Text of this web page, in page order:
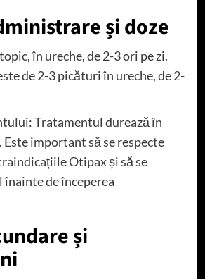
și doze
în ureche, de 2-3 ori pe zi.
de 2-3 picături în ureche, de 2-
Tratamentul durează în
Este important să se respecte
Otipax și să se
de începerea
și